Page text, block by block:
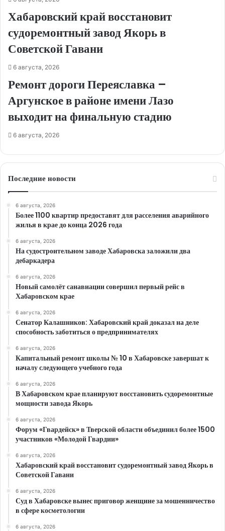
Хабаровский край восстановит
судоремонтный завод Якорь в
Советской Гавани
6 августа, 2026
Ремонт дороги Переяславка –
Аргунское в районе имени Лазо
выходит на финальную стадию
6 августа, 2026
Последние новости
6 августа, 2026
Более 1100 квартир предоставят для расселения аварийного
жилья в крае до конца 2026 года
6 августа, 2026
На судостроительном заводе Хабаровска заложили два
дебаркадера
6 августа, 2026
Новый самолёт санавиации совершил первый рейс в
Хабаровском крае
6 августа, 2026
Сенатор Калашников: Хабаровский край доказал на деле
способность заботиться о предпринимателях
6 августа, 2026
Капитальный ремонт школы № 10 в Хабаровске завершат к
началу следующего учебного года
6 августа, 2026
В Хабаровском крае планируют восстановить судоремонтные
мощности завода Якорь
6 августа, 2026
Форум «Гвардейск» в Тверской области объединил более 1500
участников «Молодой Гвардии»
6 августа, 2026
Хабаровский край восстановит судоремонтный завод Якорь в
Советской Гавани
6 августа, 2026
Суд в Хабаровске вынес приговор женщине за мошенничество
в сфере косметологии
6 августа, 2026